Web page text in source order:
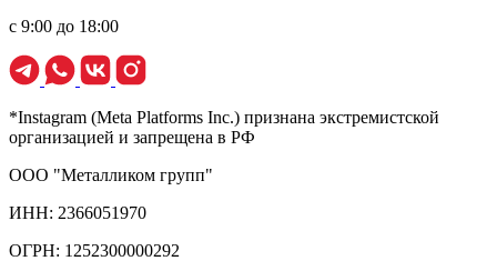
с 9:00 до 18:00
*Instagram (Meta Platforms Inc.) признана экстремистской
организацией и запрещена в РФ
ООО "Металликом групп"
ИНН: 2366051970
ОГРН: 1252300000292